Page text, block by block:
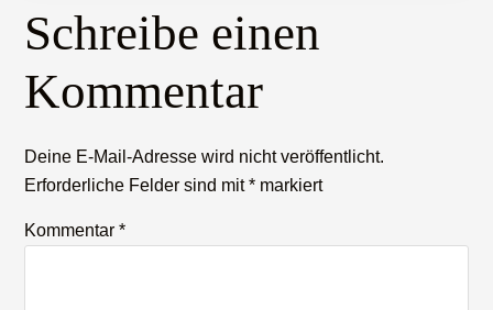
Leser-
Interaktionen
Schreibe einen
Kommentar
Deine E-Mail-Adresse wird nicht veröffentlicht.
Erforderliche Felder sind mit* markiert
Kommentar*